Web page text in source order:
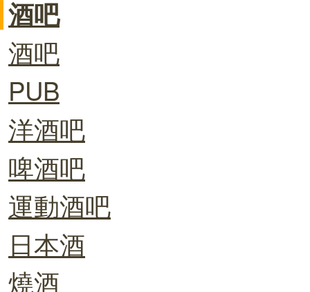
酒吧
酒吧
PUB
洋酒吧
啤酒吧
運動酒吧
日本酒
燒酒